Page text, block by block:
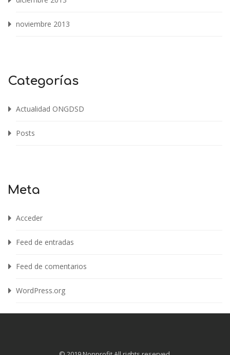
noviembre 2013
Categorías
Actualidad ONGDSD
Posts
Meta
Acceder
Feed de entradas
Feed de comentarios
WordPress.org